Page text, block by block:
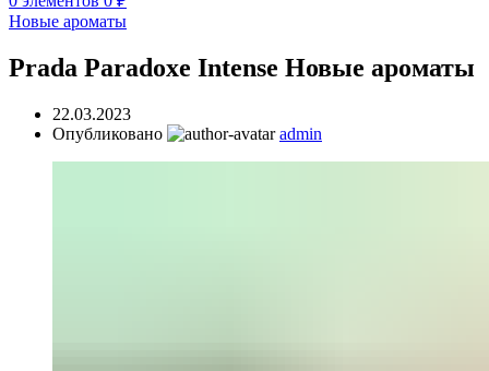
Новые ароматы
Prada Paradoxe Intense Новые ароматы
22.03.2023
Опубликовано
admin